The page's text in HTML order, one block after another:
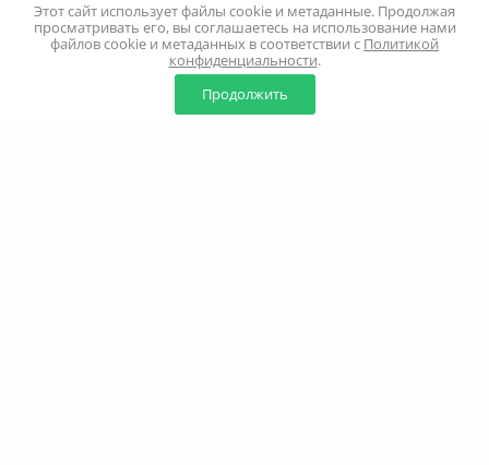
0
Корзина
Этот сайт использует файлы cookie и метаданные. Продолжая
просматривать его, вы соглашаетесь на использование нами
файлов cookie и метаданных в соответствии с Политикой
конфиденциальности.
Продолжить